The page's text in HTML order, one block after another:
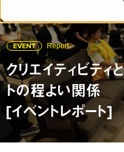
EVENT Report
クリエイティビティ
トの程よい関係
[イベントレポート]